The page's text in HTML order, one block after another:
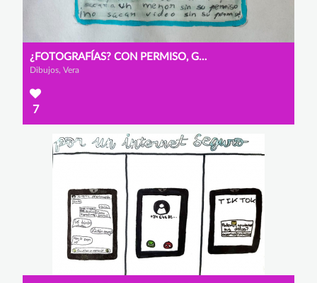
¿FOTOGRAFÍAS? CON PERMISO, GRACIAS
Dibujos, Vera
7